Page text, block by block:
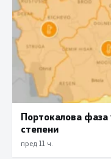
Портокалова фаза
степени
пред 11 ч.